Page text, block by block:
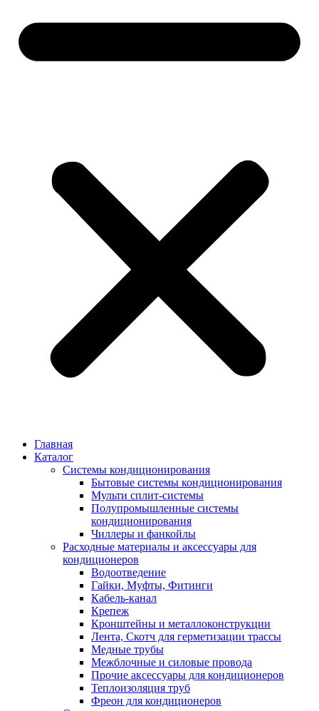
Главная
Каталог
Системы кондиционирования
Бытовые системы кондиционирования
Мульти сплит-системы
Полупромышленные системы
кондиционирования
Чиллеры и фанкойлы
Расходные материалы и аксессуары для
кондиционеров
Водоотведение
Гайки, Муфты, Фитинги
Кабель-канал
Крепеж
Кронштейны и металлоконструкции
Лента, Скотч для герметизации трассы
Медные трубы
Межблочные и силовые провода
Прочие аксессуары для кондиционеров
Теплоизоляция труб
Фреон для кондиционеров